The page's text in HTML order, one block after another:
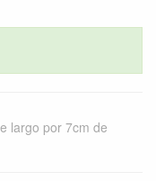
largo por 7cm de